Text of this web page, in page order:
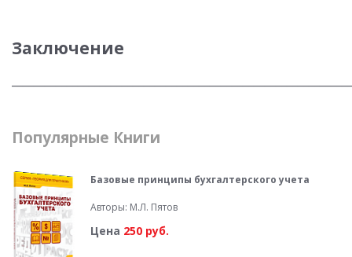
Заключение
Популярные Книги
Базовые принципы бухгалтерского учета
Авторы: М.Л. Пятов
Цена 250 руб.